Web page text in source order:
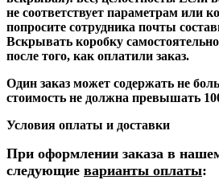
не соответствует параметрам или
попросите сотрудника почты
Вскрывать коробку
после того, как оплатили заказ.
Один заказ может содержать не
стоимость не должна превышать
Условия оплаты и доставки
При оформлении заказа в
следующие варианты оплаты: